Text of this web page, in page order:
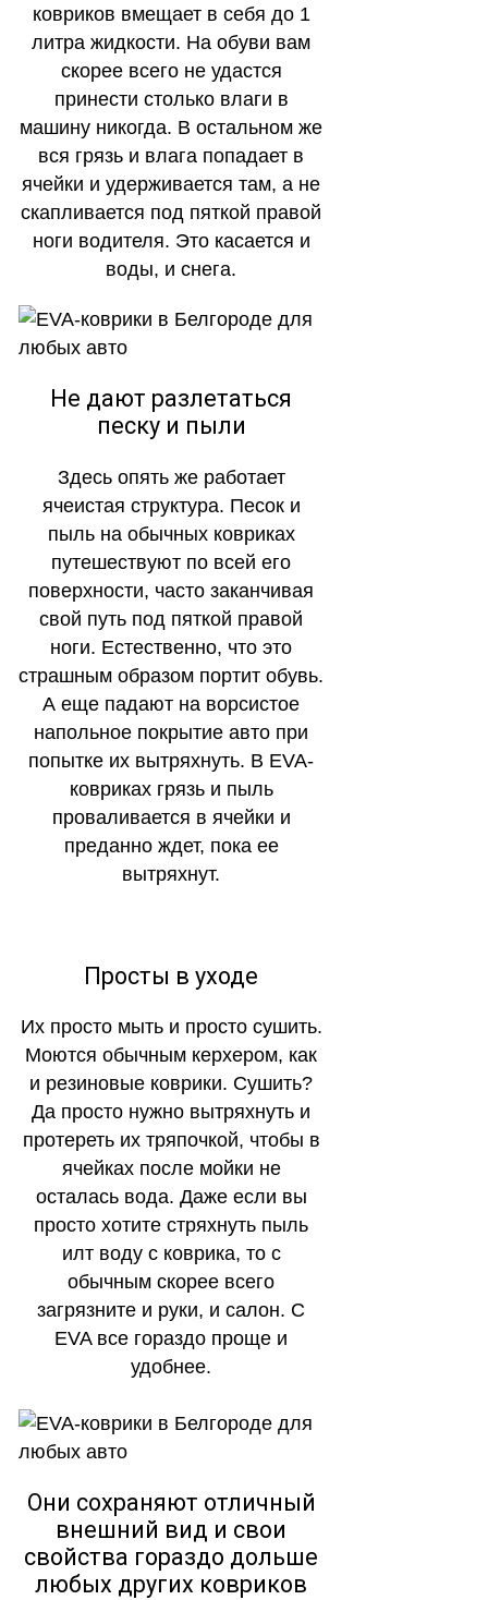
ковриков вмещает в себя до 1
литра жидкости. На обуви вам
скорее всего не удастся
принести столько влаги в
машину никогда. В остальном же
вся грязь и влага попадает в
ячейки и удерживается там, а не
скапливается под пяткой правой
ноги водителя. Это касается и
воды, и снега.
Не дают разлетаться
песку и пыли
Здесь опять же работает
ячеистая структура. Песок и
пыль на обычных ковриках
путешествуют по всей его
поверхности, часто заканчивая
свой путь под пяткой правой
ноги. Естественно, что это
страшным образом портит обувь.
А еще падают на ворсистое
напольное покрытие авто при
попытке их вытряхнуть. В EVA-
ковриках грязь и пыль
проваливается в ячейки и
преданно ждет, пока ее
вытряхнут.
Просты в уходе
Их просто мыть и просто сушить.
Моются обычным керхером, как
и резиновые коврики. Сушить?
Да просто нужно вытряхнуть и
протереть их тряпочкой, чтобы в
ячейках после мойки не
осталась вода. Даже если вы
просто хотите стряхнуть пыль
илт воду с коврика, то с
обычным скорее всего
загрязните и руки, и салон. С
EVA все гораздо проще и
удобнее.
Они сохраняют отличный
внешний вид и свои
свойства гораздо дольше
любых других ковриков